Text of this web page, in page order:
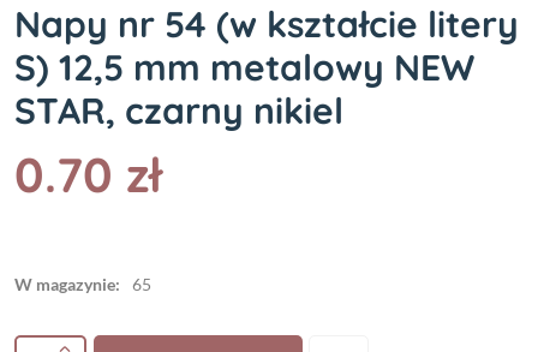
Napy nr 54 (w kształcie litery
S) 12,5 mm metalowy NEW
STAR, czarny nikiel
0.70 zł
W magazynie: 65